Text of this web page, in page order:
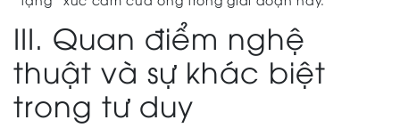
III. Quan điểm nghệ
thuật và sự khác biệt
trong tư duy